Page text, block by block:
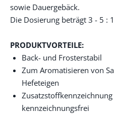
sowie Dauergebäck.
Die Dosierung beträgt 3 - 5 :
PRODUKTVORTEILE:
Back- und Frosterstabil
Zum Aromatisieren von
Hefeteigen
kennzeichnungsfrei